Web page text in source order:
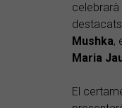
celebrarà
Mushka,
Maria
El